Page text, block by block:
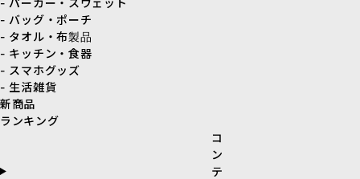
- パーカー・スウェット
- バッグ・ポーチ
- タオル・布製品
- キッチン・食器
- スマホグッズ
- 生活雑貨
新商品
ランキング
コ
ン
テ